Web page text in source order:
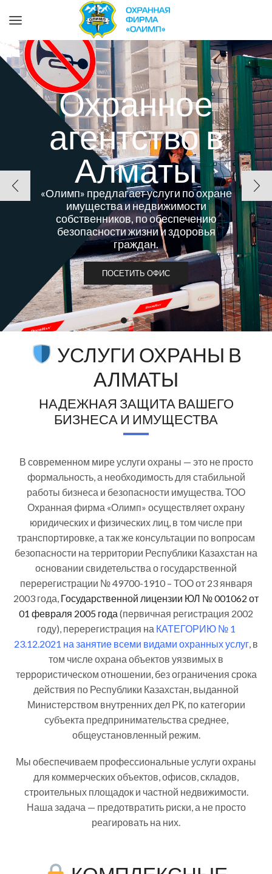
Охранное
агентство в
Алматы
«Олимп» предлагает услуги по охране
имущества и недвижимости
собственников, по обеспечению
безопасности жизни и здоровья
граждан.
ПОСЕТИТЬ ОФИС
УСЛУГИ ОХРАНЫ В
АЛМАТЫ
НАДЕЖНАЯ ЗАЩИТА ВАШЕГО
БИЗНЕСА И ИМУЩЕСТВА
В современном мире услуги охраны — это не просто
формальность, а необходимость для стабильной
работы бизнеса и безопасности имущества. ТОО
Охранная фирма «Олимп» осуществляет охрану
юридических и физических лиц, в том числе при
транспортировке, а так же консультации по вопросам
безопасности на территории Республики Казахстан на
основании свидетельства о государственной
перерегистрации № 49700-1910 – ТОО от 23 января
2003 года, Государственной лицензии ЮЛ № 001062 от
01 февраля 2005 года (первичная регистрация 2002
году), перерегистрация на КАТЕГОРИЮ № 1
23.12.2021 на занятие всеми видами охранных услуг, в
том числе охрана объектов уязвимых в
террористическом отношении, без ограничения срока
действия по Республики Казахстан, выданной
Министерством внутренних дел РК, по категории
субъекта предпринимательства среднее,
общеустановленный режим.
Мы обеспечиваем профессиональные услуги охраны
для коммерческих объектов, офисов, складов,
строительных площадок и частной недвижимости.
Наша задача — предотвратить риски, а не просто
реагировать на них.